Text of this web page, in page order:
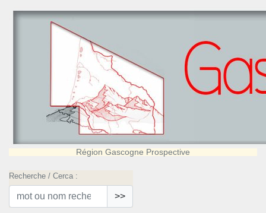
Région Gascogne Prospective
Recherche / Cerca :
>>